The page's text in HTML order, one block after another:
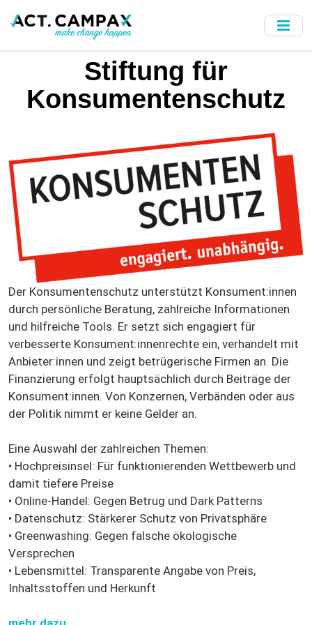
to
Stiftung für
Konsumentenschutz
Der Konsumentenschutz unterstützt Konsument:innen
durch persönliche Beratung, zahlreiche Informationen
und hilfreiche Tools. Er setzt sich engagiert für
verbesserte Konsument:innenrechte ein, verhandelt mit
Anbieter:innen und zeigt betrügerische Firmen an. Die
Finanzierung erfolgt hauptsächlich durch Beiträge der
Konsument:innen. Von Konzernen, Verbänden oder aus
der Politik nimmt er keine Gelder an.
Eine Auswahl der zahlreichen Themen:
• Hochpreisinsel: Für funktionierenden Wettbewerb und
damit tiefere Preise
• Online-Handel: Gegen Betrug und Dark Patterns
• Datenschutz: Stärkerer Schutz von Privatsphäre
• Greenwashing: Gegen falsche ökologische
Versprechen
• Lebensmittel: Transparente Angabe von Preis,
Inhaltsstoffen und Herkunft